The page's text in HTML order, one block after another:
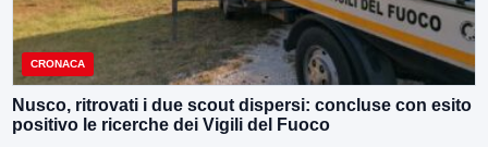
CRONACA
Nusco, ritrovati i due scout dispersi: concluse con esito
positivo le ricerche dei Vigili del Fuoco